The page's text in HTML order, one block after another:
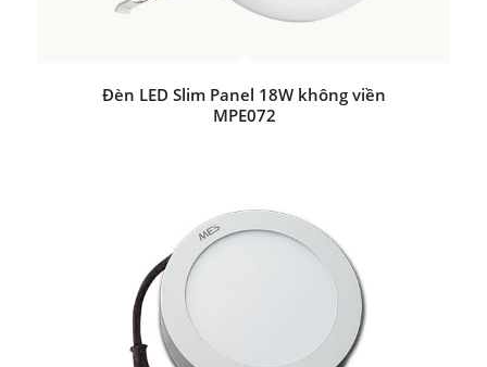
Đèn LED Slim Panel 18W không viền
MPE072